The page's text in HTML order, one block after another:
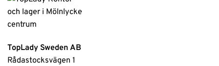
TopLady Sweden AB
Rådastocksvägen 1